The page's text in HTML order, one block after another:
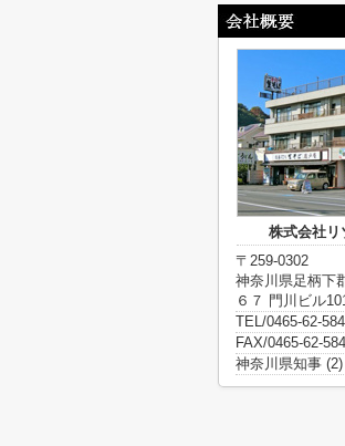
株式会社リ
〒259-0302
神奈川県足柄下
６７ 門川ビル
TEL/0465-62-
FAX/0465-62-
神奈川県知事